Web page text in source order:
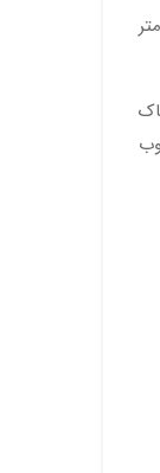
فاصله بین هر بوته حدود 150 سانتی‌متر
خاک